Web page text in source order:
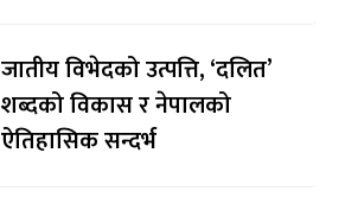
जातीय विभेदको उत्पत्ति, ‘दलित’
शब्दको विकास र नेपालको
ऐतिहासिक सन्दर्भ